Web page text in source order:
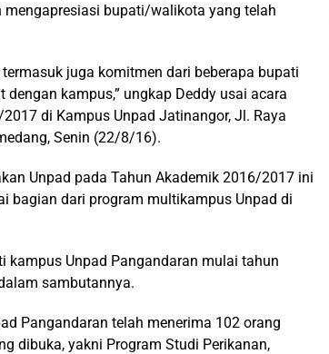
bupati/walikota yang telah
juga komitmen dari beberapa bupati
kampus,” ungkap Deddy usai acara
di Kampus Unpad Jatinangor, Jl. Raya
Senin (22/8/16).
Unpad pada Tahun Akademik 2016/2017 ini
bagian dari program multikampus Unpad di
kampus Unpad Pangandaran mulai tahun
sambutannya.
Pangandaran telah menerima 102 orang
dibuka, yakni Program Studi Perikanan,